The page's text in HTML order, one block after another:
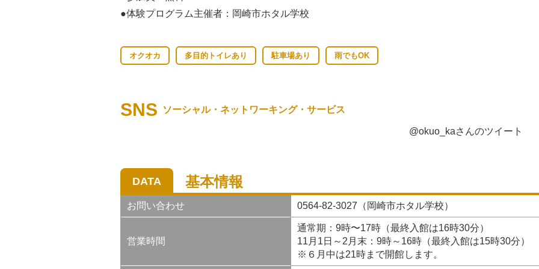
●体験プログラム主催者：岡崎市ホタル学校
オクオカ 多目的トイレあり 駐車場あり 雨でもOK
SNS ソーシャル・ネットワーキング・サービス
@okuo_kaさんのツイート
DATA 基本情報
お問い合わせ 0564-82-3027（岡崎市ホタル学校）
営業時間
通常期：9時〜17時（最終入館は16時30分）
11月1日～2月末：9時～16時（最終入館は15時30分）
※６月中は21時まで開館します。